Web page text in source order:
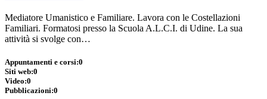
Mediatore Umanistico e Familiare. Lavora con le Costellazioni
Familiari. Formatosi presso la Scuola A.L.C.I. di Udine. La sua
attività si svolge con…
Appuntamenti e corsi:0
Siti web:0
Video:0
Pubblicazioni:0